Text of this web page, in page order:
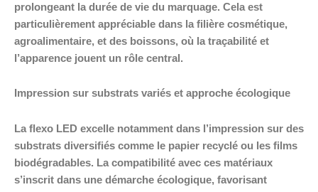
prolongeant la durée de vie du marquage. Cela est
particulièrement appréciable dans la filière cosmétique,
agroalimentaire, et des boissons, où la traçabilité et
l’apparence jouent un rôle central.
Impression sur substrats variés et approche écologique
La flexo LED excelle notamment dans l’impression sur des
substrats diversifiés comme le papier recyclé ou les films
biodégradables. La compatibilité avec ces matériaux
s’inscrit dans une démarche écologique, favorisant